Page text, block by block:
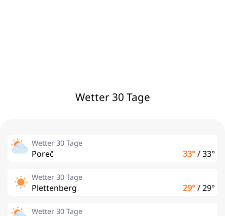
Wetter 30 Tage
Wetter 30 Tage
Poreč 33°/33°
Wetter 30 Tage
Plettenberg 29°/29°
Wetter 30 Tage